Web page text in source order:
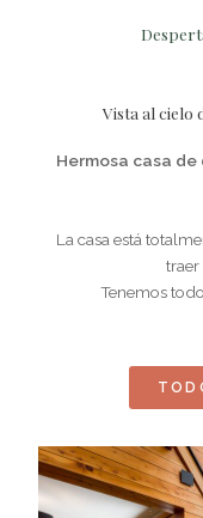
Vista al cielo
Hermosa casa
La casa está
traer
Tenemos